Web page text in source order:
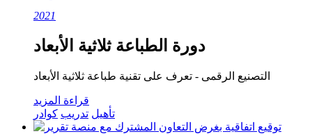
2021
دورة الطباعة ثلاثية الأبعاد
التصنيع الرقمى - تعرف على تقنية طباعة ثلاثية الأبعاد
قراءة المزيد
تأهيل تدريب كوادر